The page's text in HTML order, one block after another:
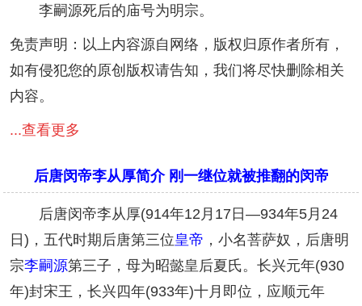
李嗣源死后的庙号为明宗。
免责声明：以上内容源自网络，版权归原作者所有，
如有侵犯您的原创版权请告知，我们将尽快删除相关
内容。
...查看更多
后唐闵帝李从厚简介 刚一继位就被推翻的闵帝
后唐闵帝李从厚(914年12月17日―934年5月24
日)，五代时期后唐第三位皇帝 ，小名菩萨奴，后唐明
宗李嗣源第三子，母为昭懿皇后夏氏。长兴元年(930
年)封宋王，长兴四年(933年)十月即位，应顺元年